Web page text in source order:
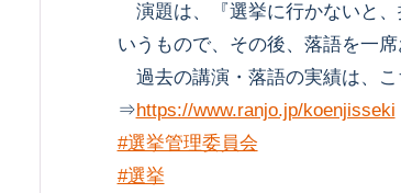
演題は、『選挙に行かないと
いうもので、その後、落語を一
過去の講演・落語の実績は、こ
⇒https://www.ranjo.jp/koenjisseki
#選挙管理委員会
#選挙